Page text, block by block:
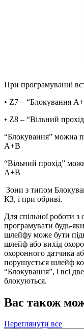
При програмуванні
• Z7 – “Блокування
• Z8 – “Вільний
“Блокування” можна
А+В
“Вільний прохід”
А+В
Зони з типом
КЗ, і при обриві.
Для спільної роботи
програмувати будь-
шлейфу може бути
шлейф або вихід
охоронного датчика
порушується шлейф
“Блокування”, і всі
блокуються.
Вас також
Переглянути все